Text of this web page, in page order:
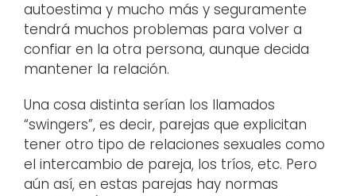
autoestima y mucho más y seguramente
tendrá muchos problemas para volver a
confiar en la otra persona, aunque decida
mantener la relación.
Una cosa distinta serían los llamados
“swingers”, es decir, parejas que explicitan
tener otro tipo de relaciones sexuales como
el intercambio de pareja, los tríos, etc. Pero
aún así, en estas parejas hay normas